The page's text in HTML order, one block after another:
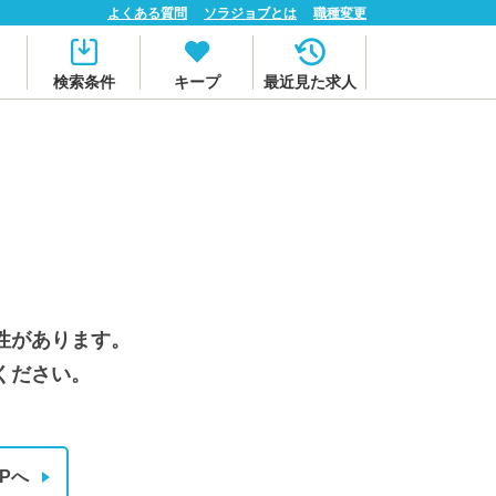
よくある質問 ソラジョブとは 職種変更
検索条件 キープ 最近見た求人
あります。
さい。
へ